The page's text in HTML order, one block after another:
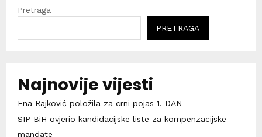
Pretraga
PRETRAGA
Najnovije vijesti
Ena Rajković položila za crni pojas 1. DAN
SIP BiH ovjerio kandidacijske liste za kompenzacijske
mandate